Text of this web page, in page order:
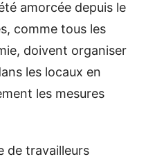
amorcée depuis le
comme tous les
doivent organiser
les locaux en
les mesures
de travailleurs